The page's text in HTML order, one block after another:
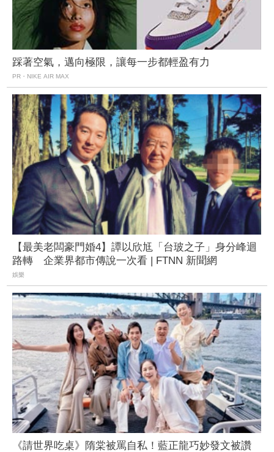
踩著空氣，邁向極限，讓每一步都輕盈有力
PR・NIKE AIR MAX
【最美老闆豪門婚4】譚以欣尪「台玻之子」身分峰迴
路轉 企業界都市傳說一次看 | FTNN 新聞網
娛樂
《請世界吃桌》隋棠被罵自私！藍正龍巧妙發文被讚